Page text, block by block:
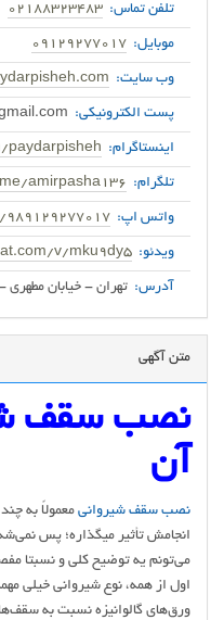
تلفن تماس: 02188323483
موبایل: 09129277017
وب سایت:
پست الکترونیکی:
اینستاگرام:
تلگرام: amirpasha136
واتس اپ:
ویدئو: v/mku9dy5
آدرس: تهران - خیابان مطهری -
متن آگهی
نصب سقف
آن
نصب سقف شیروانی معمولاً به
انجامش تأثیر میگذاره؛ پس
می‌تونم یه توضیح کلی و نسبتا
اول از همه، نوع شیروانی خیلی
ورق‌های گالوانیزه نسبت به